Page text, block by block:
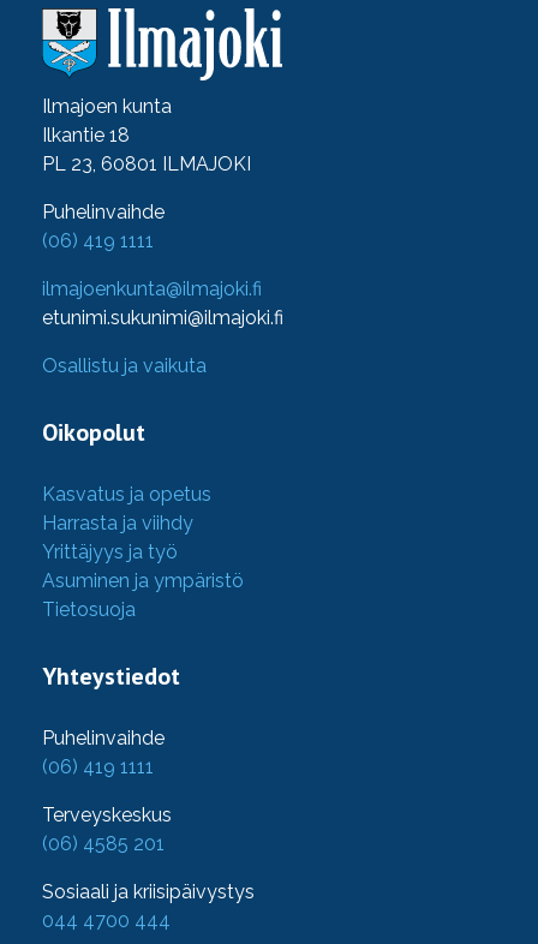
Ilmajoen kunta
Ilkantie 18
PL 23, 60801 ILMAJOKI
Puhelinvaihde
(06) 419 1111
ilmajoenkunta@ilmajoki.fi
etunimi.sukunimi@ilmajoki.fi
Osallistu ja vaikuta
Oikopolut
Kasvatus ja opetus
Harrasta ja viihdy
Yrittäjyys ja työ
Asuminen ja ympäristö
Tietosuoja
Yhteystiedot
Puhelinvaihde
(06) 419 1111
Terveyskeskus
(06) 4585 201
Sosiaali ja kriisipäivystys
044 4700 444